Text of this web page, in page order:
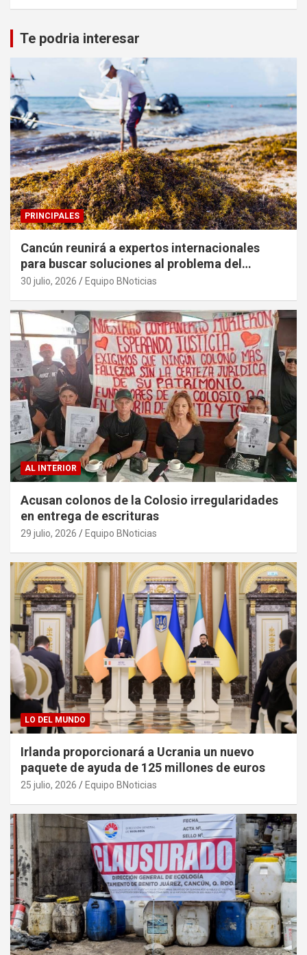
Te podria interesar
PRINCIPALES
Cancún reunirá a expertos internacionales
para buscar soluciones al problema del
sargazo
30 julio, 2026 Equipo BNoticias
AL INTERIOR
Acusan colonos de la Colosio irregularidades
en entrega de escrituras
29 julio, 2026 Equipo BNoticias
LO DEL MUNDO
Irlanda proporcionará a Ucrania un nuevo
paquete de ayuda de 125 millones de euros
25 julio, 2026 Equipo BNoticias